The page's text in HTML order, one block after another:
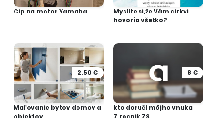
Cip na motor Yamaha
Myslíte si,že Vám cirkvi
hovoria všetko?
2.50 €
Maľovanie bytov domov a
objektov
8 €
kto doručí môjho vnuka
7.rocnik ZS.